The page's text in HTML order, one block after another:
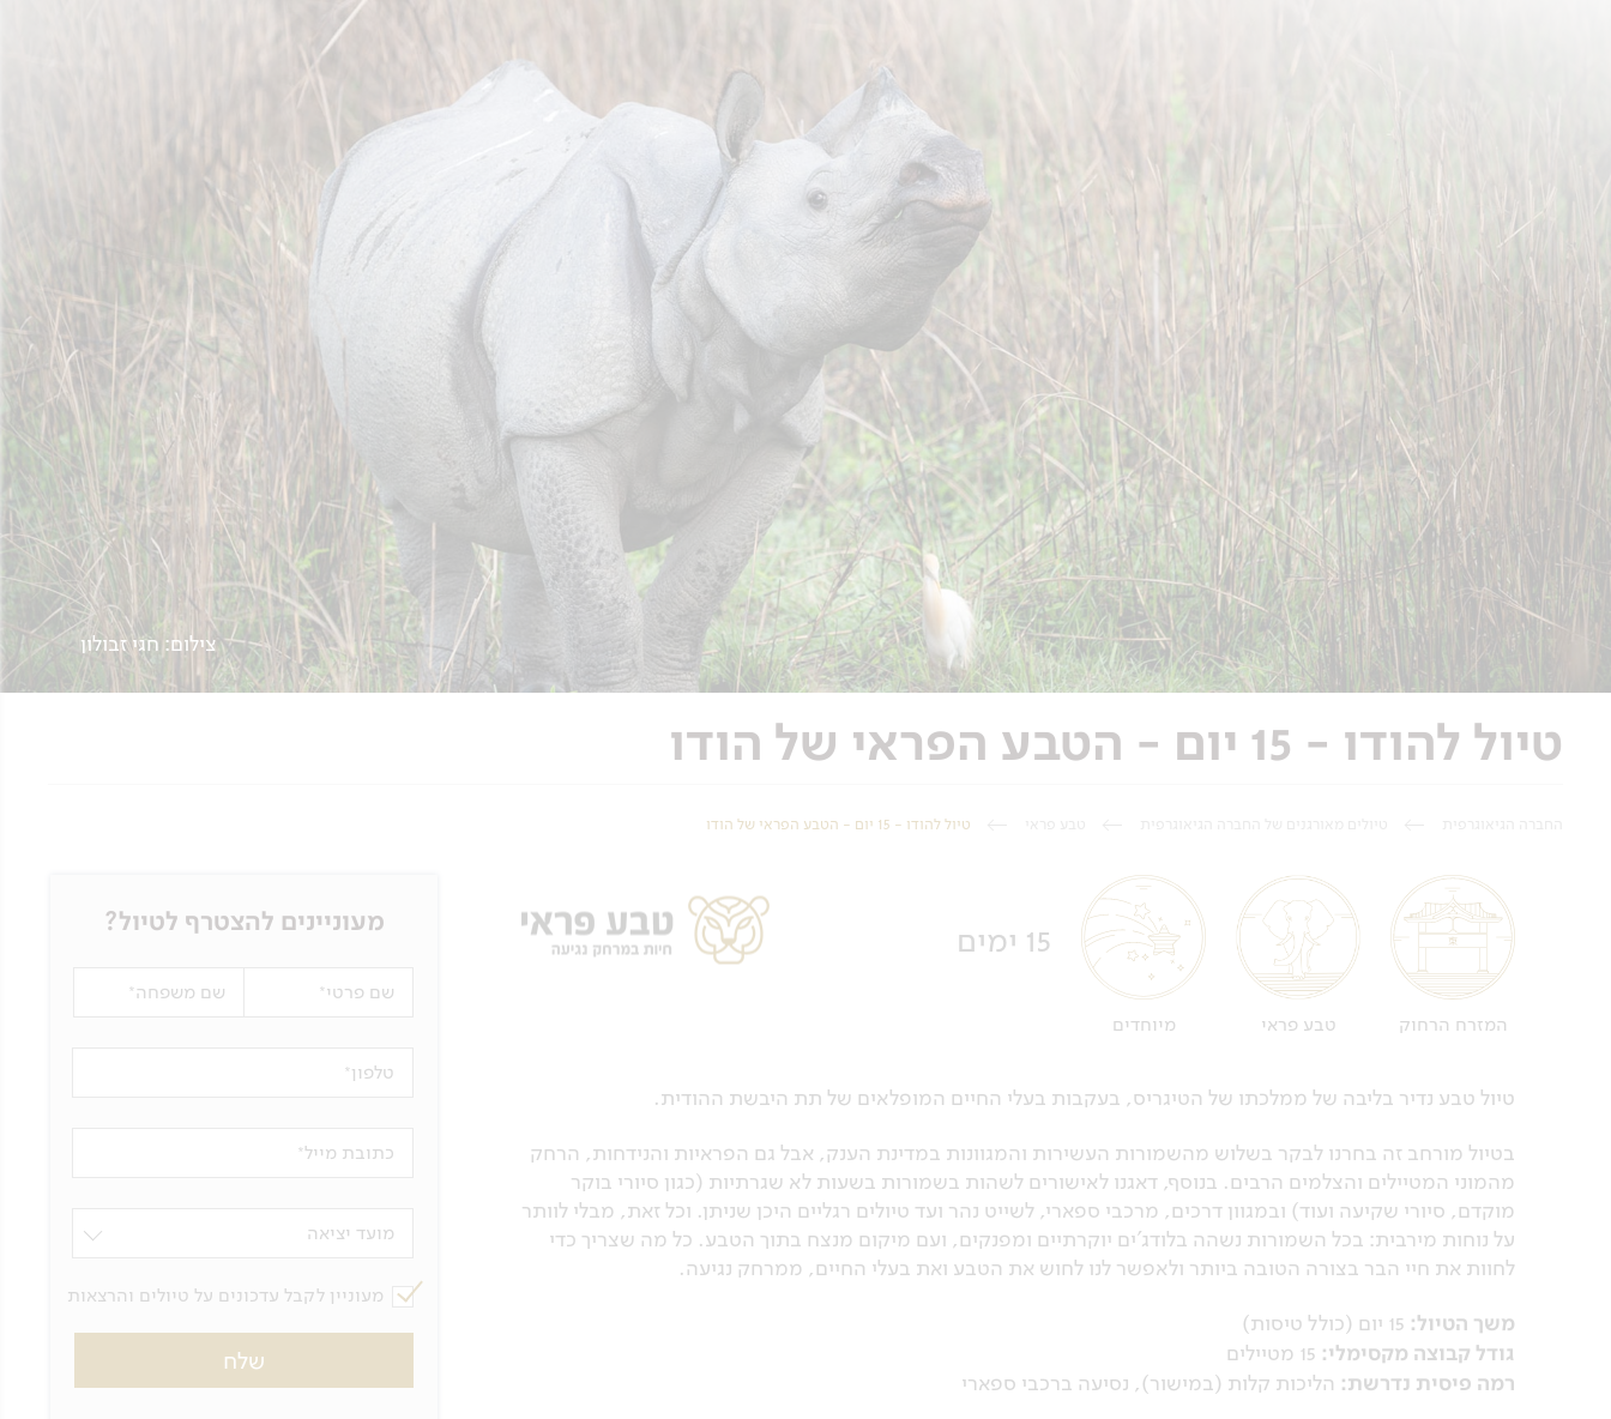
צילום: חגי זבולון
טיול להודו - 15 יום - הטבע הפראי של הודו
טיול להודו - 15 יום - הטבע הפראי של הודו
המזרח הרחוק טבע פראי מיוחדים
15 ימים
טיול טבע נדיר בליבה של ממלכתו של הטיגריס, בעקבות בעלי החיים המופלאים של תת היבשת ההודית.
בטיול מורחב זה בחרנו לבקר בשלוש מהשמורות העשירות והמגוונות במדינת הענק, אבל גם הפראיות והנידחות, הרחק
מהמוני המטיילים והצלמים הרבים. בנוסף, דאגנו לאישורים לשהות בשמורות בשעות לא שגרתיות (כגון סיורי בוקר
מוקדם, סיורי שקיעה ועוד) ובמגוון דרכים, מרכבי ספארי, לשייט נהר ועד טיולים רגליים היכן שניתן. וכל זאת, מבלי לוותר
על נוחות מירבית: בכל השמורות נשהה בלודג'ים יוקרתיים ומפנקים, ועם מיקום מנצח בתוך הטבע. כל מה שצריך כדי
לחוות את חיי הבר בצורה הטובה ביותר ולאפשר לנו לחוש את הטבע ואת בעלי החיים, ממרחק נגיעה.
משך הטיול:
גודל קבוצה מקסימלי:
רמה פיסית נדרשת: הליכות קלות (במישור), נסיעה ברכבי ספארי
מעוניינים להצטרף לטיול?
שם פרטי שם משפחה
טלפון
כתובת מייל
מועד יציאה
מעוניין לקבל עדכונים על טיולים והרצאות